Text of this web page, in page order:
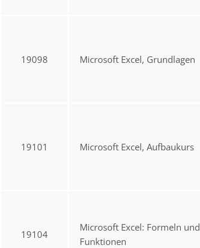
19098 Microsoft Excel, Grundlagen
19101 Microsoft Excel, Aufbaukurs
19104
Microsoft Excel: Formeln und
Funktionen